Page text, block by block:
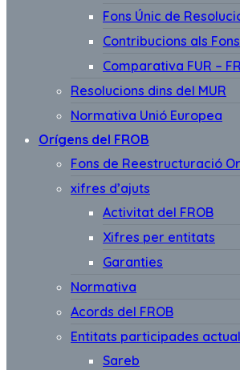
Fons Únic de
Contribucions als
Comparativa FUR –
Resolucions dins del MUR
Normativa Unió Europea
Orígens del FROB
Fons de Reestructuració
xifres d’ajuts
Activitat del FROB
Xifres per entitats
Garanties
Normativa
Acords del FROB
Entitats participades
Sareb